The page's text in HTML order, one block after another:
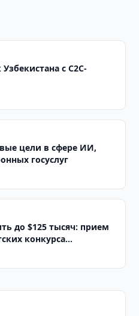
с C2C-
цели в сфере ИИ,
госуслуг
до $125 тысяч: прием
конкурса